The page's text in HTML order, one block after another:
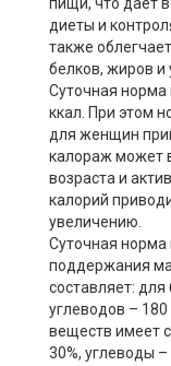
пищи, что дает
диеты и
также
белков, жиров и
Суточная норма
ккал. При этом
для женщин
калораж может
возраста и
калорий
увеличению.
Суточная норма
поддержания
составляет:
углеводов –
веществ имеет
30%, углеводы